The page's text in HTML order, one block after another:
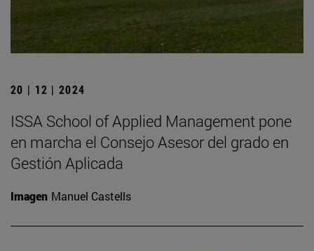
20 | 12 | 2024
ISSA School of Applied Management pone
en marcha el Consejo Asesor del grado en
Gestión Aplicada
Imagen Manuel Castells